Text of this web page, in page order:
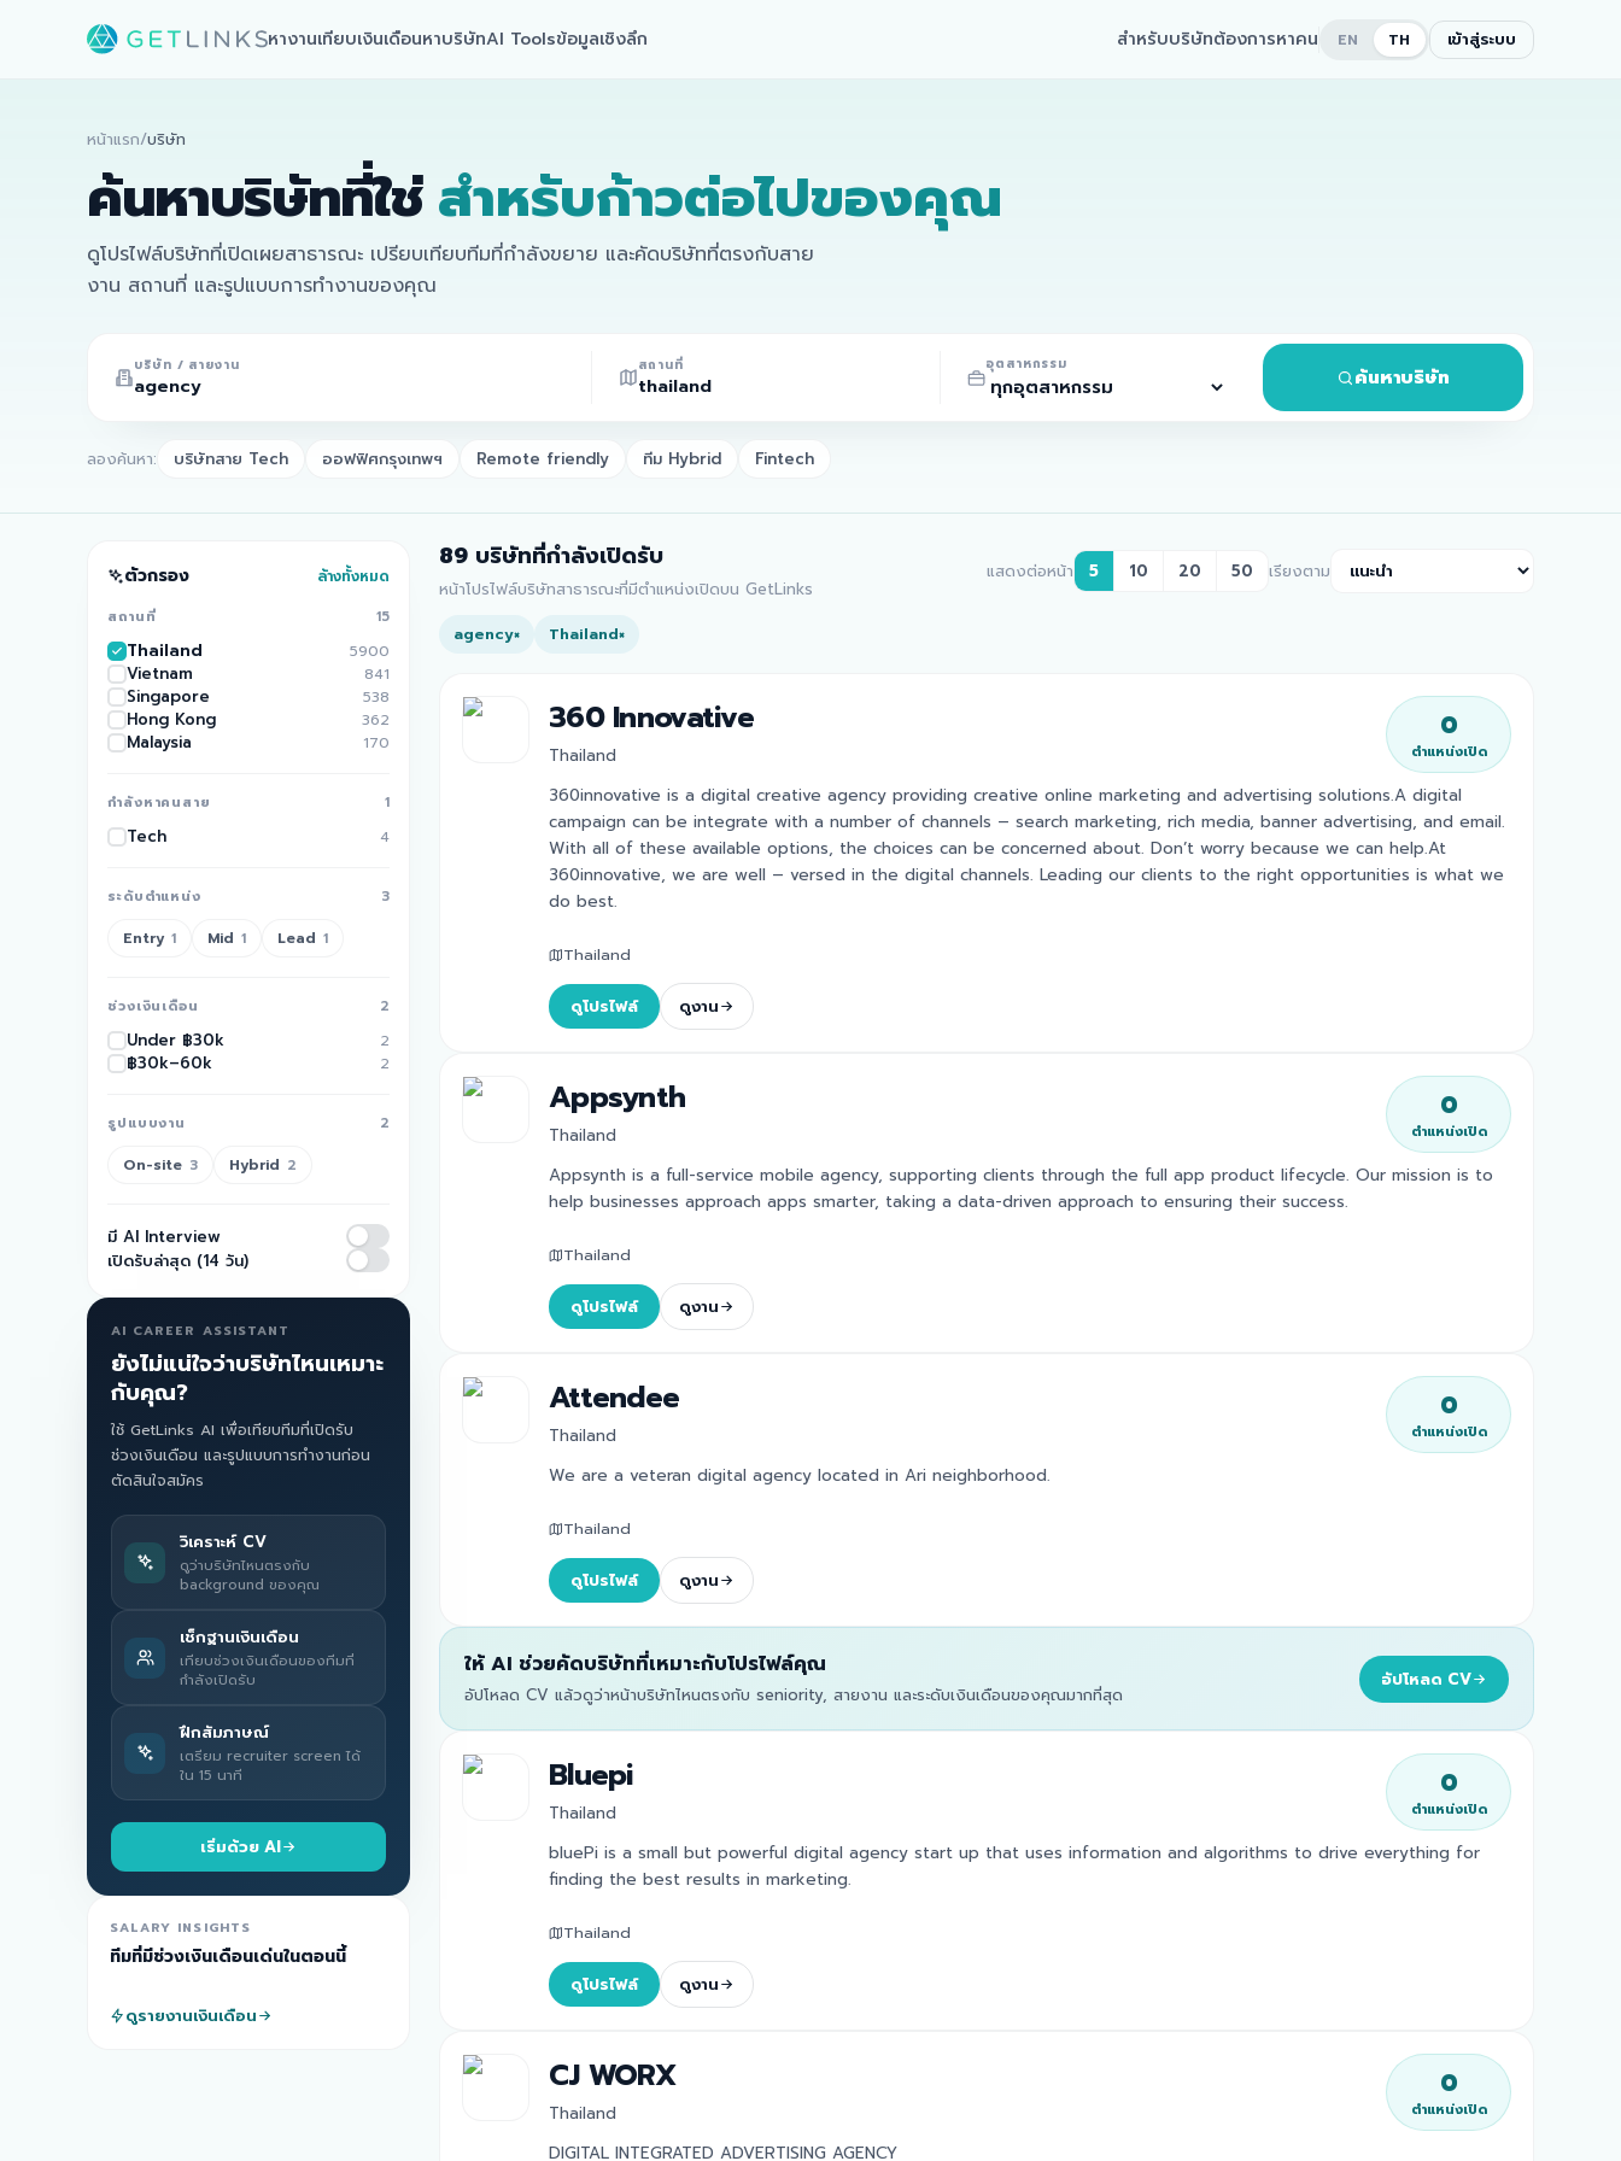
หางานเทียบเงินเดือนหาบริษัทAI Toolsข้อมูลเชิงลึก สำหรับบริษัทต้องการหาคน EN TH เข้าสู่ระบบ
หน้าแรก/บริษัท
ค้นหาบริษัทที่ใช่ สำหรับก้าวต่อไปของคุณ
ดูโปรไฟล์บริษัทที่เปิดเผยสาธารณะ เปรียบเทียบทีมที่กำลังขยาย และคัดบริษัทที่ตรงกับสาย
งาน สถานที่ และรูปแบบการทำงานของคุณ
บริษัท / สายงาน สถานที่ อุตสาหกรรม
ค้นหาบริษัท
ลองค้นหา: บริษัทสาย Tech ออฟฟิศกรุงเทพฯ Remote friendly ทีม Hybrid Fintech
ตัวกรอง ล้างทั้งหมด
สถานที่ 15
Thailand 5900
Vietnam 841
Singapore 538
Hong Kong 362
Malaysia 170
กำลังหาคนสาย 1
Tech 4
ระดับตำแหน่ง 3
Entry 1 Mid 1 Lead 1
ช่วงเงินเดือน 2
Under ฿30k 2
฿30k–60k 2
รูปแบบงาน 2
On-site 3 Hybrid 2
มี AI Interview
เปิดรับล่าสุด (14 วัน)
AI CAREER ASSISTANT
ยังไม่แน่ใจว่าบริษัทไหนเหมาะ
กับคุณ?
ใช้ GetLinks AI เพื่อเทียบทีมที่เปิดรับ
ช่วงเงินเดือน และรูปแบบการทำงานก่อน
ตัดสินใจสมัคร
วิเคราะห์ CV
ดูว่าบริษัทไหนตรงกับ
background ของคุณ
เช็กฐานเงินเดือน
เทียบช่วงเงินเดือนของทีมที่
กำลังเปิดรับ
ฝึกสัมภาษณ์
เตรียม recruiter screen ได้
ใน 15 นาที
เริ่มด้วย AI
SALARY INSIGHTS
ทีมที่มีช่วงเงินเดือนเด่นในตอนนี้
ดูรายงานเงินเดือน
89 บริษัทที่กำลังเปิดรับ
หน้าโปรไฟล์บริษัทสาธารณะที่มีตำแหน่งเปิดบน GetLinks
แสดงต่อหน้า 5 10 20 50 เรียงตาม
agency× Thailand×
360 Innovative
Thailand
0
ตำแหน่งเปิด
360innovative is a digital creative agency providing creative online marketing and advertising solutions.A digital
campaign can be integrate with a number of channels – search marketing, rich media, banner advertising, and email.
With all of these available options, the choices can be concerned about. Don’t worry because we can help.At
360innovative, we are well – versed in the digital channels. Leading our clients to the right opportunities is what we
do best.
Thailand
ดูโปรไฟล์ ดูงาน
Appsynth
Thailand
0
ตำแหน่งเปิด
Appsynth is a full-service mobile agency, supporting clients through the full app product lifecycle. Our mission is to
help businesses approach apps smarter, taking a data-driven approach to ensuring their success.
Thailand
ดูโปรไฟล์ ดูงาน
Attendee
Thailand
0
ตำแหน่งเปิด
We are a veteran digital agency located in Ari neighborhood.
Thailand
ดูโปรไฟล์ ดูงาน
ให้ AI ช่วยคัดบริษัทที่เหมาะกับโปรไฟล์คุณ
อัปโหลด CV แล้วดูว่าหน้าบริษัทไหนตรงกับ seniority, สายงาน และระดับเงินเดือนของคุณมากที่สุด
อัปโหลด CV
Bluepi
Thailand
0
ตำแหน่งเปิด
bluePi is a small but powerful digital agency start up that uses information and algorithms to drive everything for
finding the best results in marketing.
Thailand
ดูโปรไฟล์ ดูงาน
CJ WORX
Thailand
0
ตำแหน่งเปิด
DIGITAL INTEGRATED ADVERTISING AGENCY